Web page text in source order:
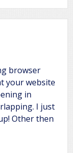
browser
your website
in
I just
Other then